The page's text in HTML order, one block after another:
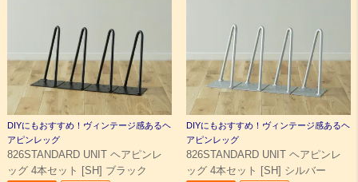
DIYにもおすすめ！ヴィンテージ感あるヘ
アピンレッグ
826STANDARD UNIT ヘアピンレ
ッグ 4本セット [SH] ブラック
DIYにもおすすめ！ヴィンテージ感あるヘ
アピンレッグ
826STANDARD UNIT ヘアピンレ
ッグ 4本セット [SH] シルバー